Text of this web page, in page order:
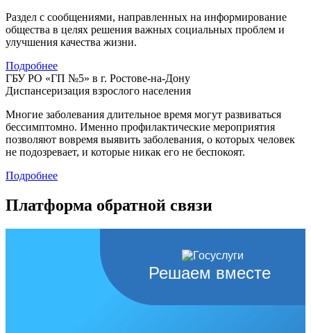
Раздел с сообщениями, направленных на информирование
общества в целях решения важных социальных проблем и
улучшения качества жизни.
Подробнее
ГБУ РО «ГП №5» в г. Ростове-на-Дону
Диспансеризация взрослого населения
Многие заболевания длительное время могут развиваться
бессимптомно. Именно профилактические мероприятия
позволяют вовремя выявить заболевания, о которых человек
не подозревает, и которые никак его не беспокоят.
Подробнее
Платформа обратной связи
Решаем вместе